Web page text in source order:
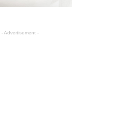
- Advertisement -